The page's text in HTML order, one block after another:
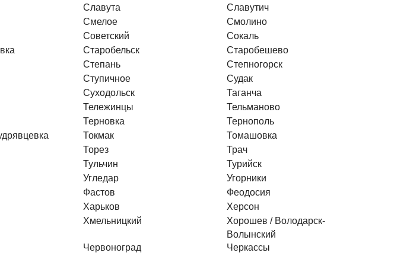
Славута
Славутич
Смелое
Смолино
Советский
Сокаль
Старобельск
Старобешево
Степань
Степногорск
Ступичное
Судак
Суходольск
Таганча
Тележинцы
Тельманово
Терновка
Тернополь
Токмак
Томашовка
Торез
Трач
Тульчин
Турийск
Угледар
Угорники
Фастов
Феодосия
Харьков
Херсон
Хмельницкий Хорошев / Володарск-
Волынский
Червоноград
Черкассы